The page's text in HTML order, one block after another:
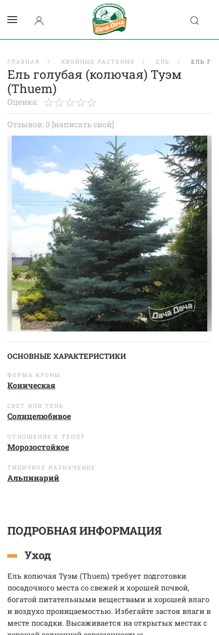
ГЛАВНАЯ ХВОЙНЫЕ РАСТЕНИЯ ЕЛЬ ЕЛЬ
Ель голубая (колючая) Туэм
(Thuem)
Оценка:
Отзывов: 0 [написать свой]
ОСНОВНЫЕ ХАРАКТЕРИСТИКИ
ФОРМА КРОНЫ
Коническая
СВЕТ ИЛИ ТЕНЬ
Солнцелюбивое
ОТНОШЕНИЕ К ТЕПЛУ
Морозостойкое
ТИПИЧНОЕ НАЗНАЧЕНИЕ
Альпинарий
ПОДРОБНАЯ ИНФОРМАЦИЯ
Уход
Ель колючая Туэм (Thuem) требует подготовки
посадочного места со свежей и хорошей почвой,
богатой питательными веществами и хорошей влаго
и воздухо проницаемостью. Избегайте застоя влаги в
месте посадки. Высаживается на открытых местах с